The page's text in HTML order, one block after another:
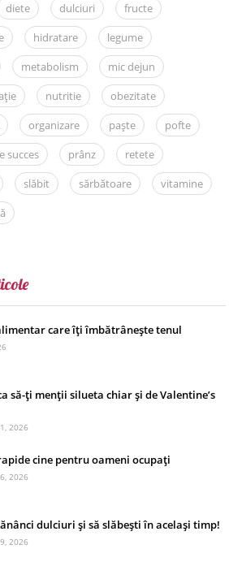
diete dulciuri
fructe
hidratare
legume
metabolism
mic dejun
nutritie
obezitate
organizare paște
pofte
succes prânz
retete
slăbit sărbătoare
vitamine
care îți îmbătrânește tenul
să-ți menții silueta chiar și de Valentine’s
2026
cine pentru oameni ocupați
2026
dulciuri și să slăbești în același timp!
2026